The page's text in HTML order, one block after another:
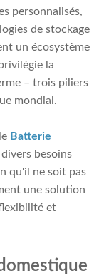
personnalisés,
de stockage
un écosystème
la
– trois piliers
mondial.
Batterie
besoins
qu'il ne soit pas
une solution
et